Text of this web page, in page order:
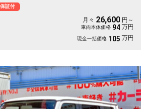
証付
月々 26,600 円～
車両本体価格 94 万円
現金一括価格 105 万円